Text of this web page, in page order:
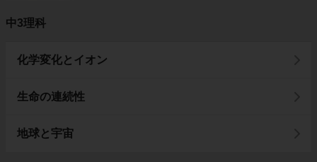
中3理科
化学変化とイオン
生命の連続性
地球と宇宙